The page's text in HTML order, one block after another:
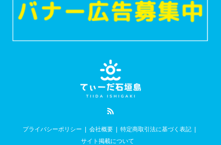
プライバシーポリシー 会社概要
特定商取引法に基づく表記
サイト掲載について